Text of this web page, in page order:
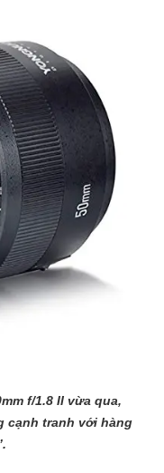
f/1.8 II vừa qua,
cạnh tranh với hàng